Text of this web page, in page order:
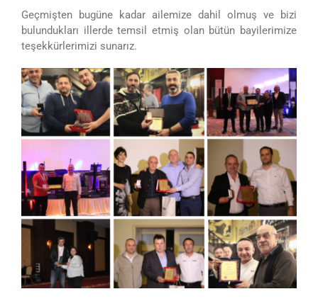
Geçmişten bugüne kadar ailemize dahil olmuş ve bizi
bulundukları illerde temsil etmiş olan bütün bayilerimize
teşekkürlerimizi sunarız.